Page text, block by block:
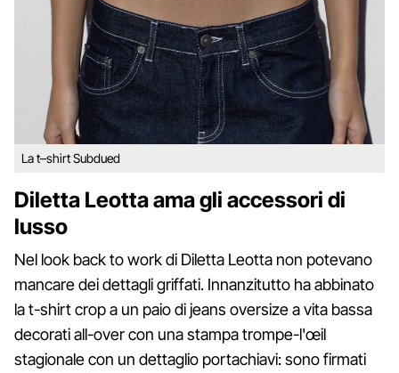
La t–shirt Subdued
Diletta Leotta ama gli accessori di
lusso
Nel look back to work di Diletta Leotta non potevano
mancare dei dettagli griffati. Innanzitutto ha abbinato
la t-shirt crop a un paio di jeans oversize a vita bassa
decorati all-over con una stampa trompe-l'œil
stagionale con un dettaglio portachiavi: sono firmati